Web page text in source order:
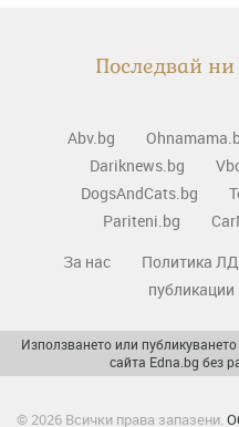
Последвай ни
Abv.bg
Dariknews.bg
DogsAndCats.bg
Pariteni.bg
За нас
Политика ЛД
публикации
Използването или
сайта Edna.bg без
© 2026 Всички права запазени.